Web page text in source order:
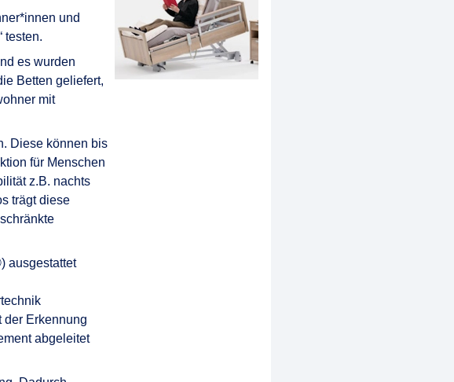
und
testen.
es wurden
Betten geliefert,
mit
Diese können bis
für Menschen
z.B. nachts
trägt diese
ausgestattet
der Erkennung
abgeleitet